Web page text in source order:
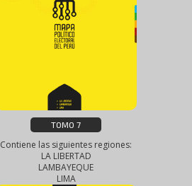
TOMO 7
Contiene las siguientes regiones:
LA LIBERTAD
LAMBAYEQUE
LIMA